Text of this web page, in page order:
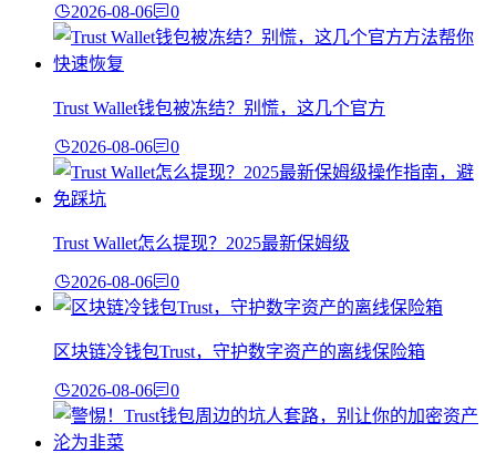
2026-08-06 0
Trust Wallet钱包被冻结？别慌，这几个官方
2026-08-06 0
Trust Wallet怎么提现？2025最新保姆级
2026-08-06 0
区块链冷钱包Trust，守护数字资产的离线保险箱
2026-08-06 0